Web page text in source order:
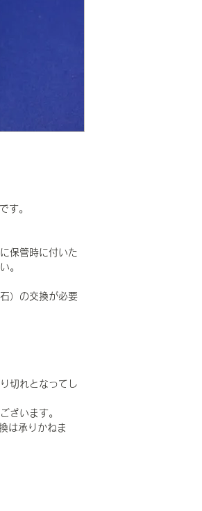
す。
保管時に付いた
。
）の交換が必要
切れとなってし
ざいます。
は承りかねま